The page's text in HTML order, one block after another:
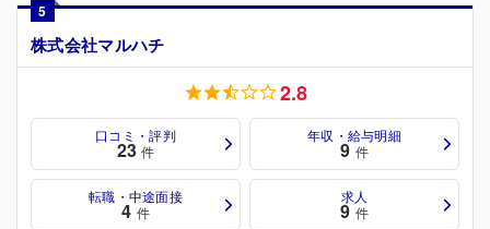
5
株式会社マルハチ
2.8
口コミ・評判
23 件
年収・給与明細
9 件
転職・中途面接
4 件
求人
9 件